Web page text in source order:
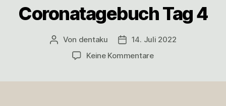
Coronatagebuch Tag 4
Beitragsautor
Von dentaku Veröffentlichungsdatum
14. Juli 2022
Keine Kommentarezu